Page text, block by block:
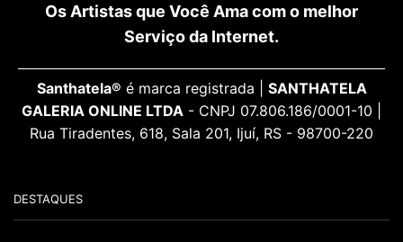
Os Artistas que Você Ama com o melhor
Serviço da Internet.
Santhatela® é marca registrada | SANTHATELA
GALERIA ONLINE LTDA - CNPJ 07.806.186/0001-10 |
Rua Tiradentes, 618, Sala 201, Ijuí, RS - 98700-220
DESTAQUES